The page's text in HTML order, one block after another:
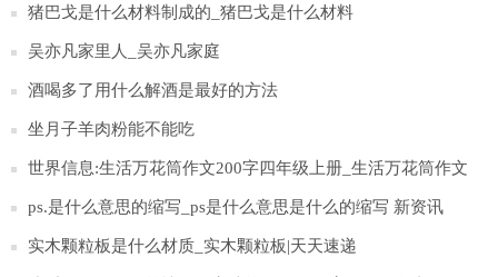
猪巴戈是什么材料制成的_猪巴戈是什么材料
吴亦凡家里人_吴亦凡家庭
酒喝多了用什么解酒是最好的方法
坐月子羊肉粉能不能吃
世界信息:生活万花筒作文200字四年级上册_生活万花筒作文
200字
ps.是什么意思的缩写_ps是什么意思是什么的缩写 新资讯
实木颗粒板是什么材质_实木颗粒板|天天速递